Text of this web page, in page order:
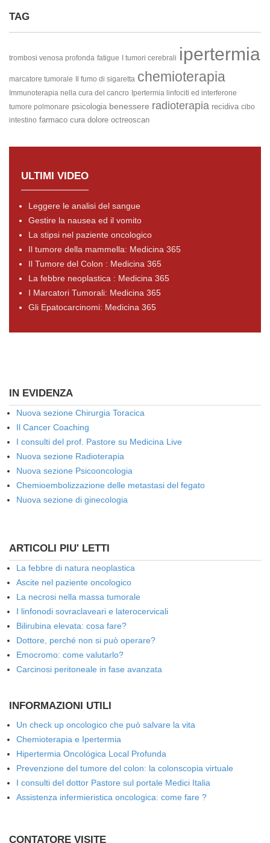
TAG
trombosi venosa profonda fatigue I tumori cerebrali ipertermia
marcatore tumorale Il fumo di sigaretta chemioterapia
Immunoterapia nella cura del cancro Ipertermia linfociti ed interferone
tumore polmonare psicologia benessere radioterapia recidiva cibo
intestino farmaco cura dolore octreoscan
ULTIMI VIDEO
Leggere le analisi del sangue
Gestire la nausea ed il vomito
La stipsi nel paziente oncologico
Il tumore della mammella: Medicina 365
Il Tumore del Colon : Medicina 365
La febbre neoplastica : Medicina 365
I Marcatori Tumorali: Medicina 365
Gli Epatocarcinomi: Medicina 365
IN EVIDENZA
Nuova sezione Chirurgia Toracica
Il Cancer Coaching
I consulti del prof. Pastore su Medicina Live
Nuova sezione Radioterapia
Nuova sezione Psicooncologia
Chemioembolizzazione delle metastasi del fegato
Nuova sezione di ginecologia
ARTICOLI PIU' LETTI
La febbre di natura neoplastica
Ascite nel paziente oncologico
La necrosi nella massa tumorale
I linfonodi sovraclaveari e laterocervicali
Bilirubina elevata: cosa fare?
Dottore, perché non si può operare?
Emocromo: come valutarlo?
Carcinosi peritoneale in fase avanzata
INFORMAZIONI UTILI
Un check up oncologico che può salvare la vita
Chemioterapia e Ipertermia
Hipertermia Oncológica Local Profunda
Prevenzione del tumore del colon: la colonscopia virtuale
I consulti del dottor Pastore sul portale Medici Italia
Assistenza infermieristica oncologica: come fare ?
CONTATORE VISITE